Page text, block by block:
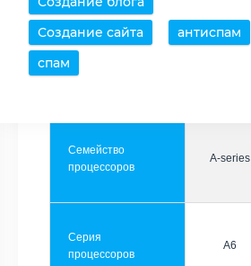
Создание сайта
антиспам
спам
Производитель
Семейство
процессоров
A-series
Серия
процессоров
A6